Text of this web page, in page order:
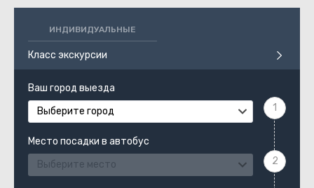
ИНДИВИДУАЛЬНЫЕ
Класс экскурсии
Ваш город выезда
Выберите город
Место посадки в автобус
Выберите место